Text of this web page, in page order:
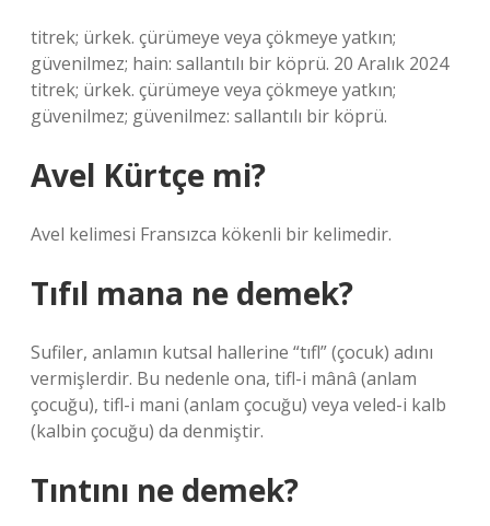
titrek; ürkek. çürümeye veya çökmeye yatkın;
güvenilmez; hain: sallantılı bir köprü. 20 Aralık 2024
titrek; ürkek. çürümeye veya çökmeye yatkın;
güvenilmez; güvenilmez: sallantılı bir köprü.
Avel Kürtçe mi?
Avel kelimesi Fransızca kökenli bir kelimedir.
Tıfıl mana ne demek?
Sufiler, anlamın kutsal hallerine “tıfl” (çocuk) adını
vermişlerdir. Bu nedenle ona, tifl-i mânâ (anlam
çocuğu), tifl-i mani (anlam çocuğu) veya veled-i kalb
(kalbin çocuğu) da denmiştir.
Tıntını ne demek?